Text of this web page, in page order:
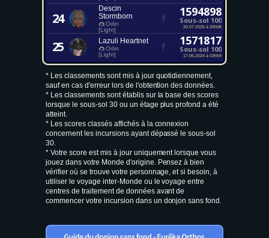
24
Descin
Stormborn
Odin
[Light]
1594898
Sous-sol 100
30.07.2025 à 20h08
25 Lazuli Heartnet
Odin
[Light]
1571817
Sous-sol 100
17.06.2024 à 03h59
* Les classements sont mis à jour quotidiennement,
sauf en cas d'erreur lors de l'obtention des données.
* Les classements sont établis sur la base des scores
lorsque le sous-sol 30 ou un étage plus profond a été
atteint.
* Les scores classés affichés à la connexion
concernent les incursions ayant dépassé le sous-sol
30.
* Votre score est mis à jour uniquement lorsque vous
jouez dans votre Monde d'origine. Pensez à bien
vérifier où se trouve votre personnage, et si besoin, à
utiliser le voyage inter-Monde ou le voyage entre
centres de traitement de données avant de
commencer votre incursion dans un donjon sans fond.